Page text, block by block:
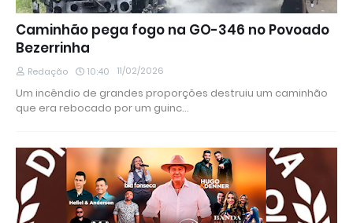
Caminhão pega fogo na GO-346 no Povoado
Bezerrinha
Redação 10:40 11/02/2026
Um incêndio de grandes proporções destruiu um caminhão
que era rebocado por um guinc…